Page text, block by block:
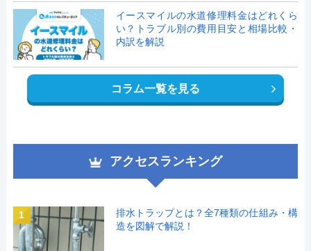
イースマイルの水道修理料金はどれくら
い？トラブル別の費用目安と相場比較・
内訳を解説
コラム一覧を見る
アクセスランキング
1
排水トラップとは？全7種類の仕組み・構
造を図解で解説！